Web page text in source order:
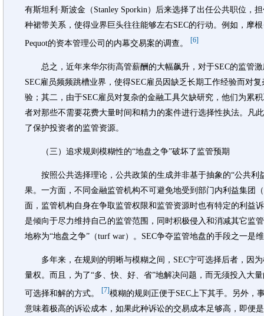
有斯坦利·斯波金（Stanley Sporkin）后来选择了出任公共职位，
种裙带关系，使得业界巨头往往能够左右SEC的行动。例如，摩
Pequot的资本管理公司的内幕交易案的调查。 [6]
总之，近年来华尔街高管薪酬的大幅飙升，对于SEC的监管激
SEC雇员频频跳槽业界，使得SEC雇员因缺乏长期工作经验而对
验；其二，由于SEC雇员对复杂的金融工具欠缺研究，他们为累
者对那些不需要花费大量时间和精力的案件进行选择性执法。凡
了保护投资者的监管资源。
（三）追求规则模糊性的“地盘之争”破坏了监管预期
按照公共选择理论，公共政策的生成并非基于抽象的“公共利
果。一方面，不同金融监管机构不可避免地受到部门内利益集团
面，监管机构自身在争取监管权限和监管资源时也有特定的利益
是倾向于尽力维持自己的监管范围，同时积极侵入和消减其它监
地称为“地盘之争”（turf war）。SEC争夺监管地盘的手段之一是
多年来，在规则的明晰与模糊之间，SEC宁可选择后者，因为
量权。而且，为了“多、快、好、省”地解决问题，而无须投入大
可选择和解的方式。 [7]模糊的规则正便于SEC上下其手。另外，
意味着极高的诉讼成本，如果此种诉讼的交易成本足够高，即便